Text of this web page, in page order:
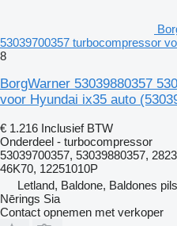
53039700357 turbocompressor
8
BorgWarner 53039880357
voor Hyundai ix35 auto
€ 1.216 Inclusief BTW
Onderdeel - turbocompressor
53039700357, 53039880357,
46K70, 12251010P
Letland, Baldone, Baldones
Nērings Sia
Contact opnemen met verkoper